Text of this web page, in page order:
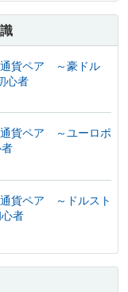
通貨ペア ～豪ドル
心者
通貨ペア ～ユーロポ
通貨ペア ～ドルスト
者